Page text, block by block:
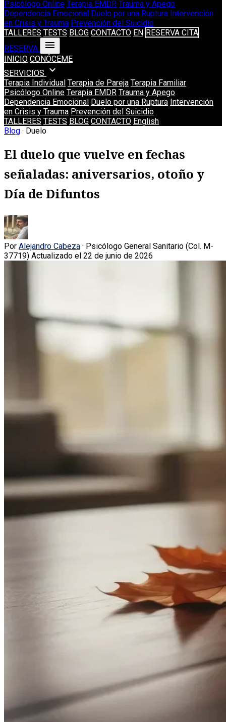
Psicólogo Online Terapia EMDR Trauma y Apego
Dependencia Emocional Duelo por una Ruptura Intervención
en Crisis y Trauma Prevención del Suicidio
TALLERES TESTS BLOG CONTACTO EN RESERVA CITA
RESERVA
menu
INICIO CONÓCEME
SERVICIOS expand_more
Terapia Individual Terapia de Pareja Terapia Familiar
Psicólogo Online Terapia EMDR Trauma y Apego
Dependencia Emocional Duelo por una Ruptura Intervención
en Crisis y Trauma Prevención del Suicidio
TALLERES TESTS BLOG CONTACTO English
Blog · Duelo
El duelo que vuelve en fechas
señaladas: aniversarios, otoño y
Día de Difuntos
Por Alejandro Cabeza · Psicólogo General Sanitario (Col. M-
37719) Actualizado el 22 de junio de 2026